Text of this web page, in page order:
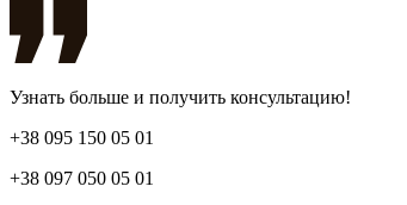
Узнать больше и получить консультацию!
+38 095 150 05 01
+38 097 050 05 01